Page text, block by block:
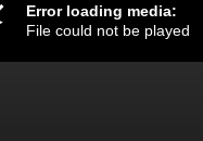
Error loading media:
File could not be played